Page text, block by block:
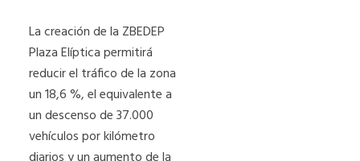
La creación de la ZBEDEP
Plaza Elíptica permitirá
reducir el tráfico de la zona
un 18,6 %, el equivalente a
un descenso de 37.000
vehículos por kilómetro